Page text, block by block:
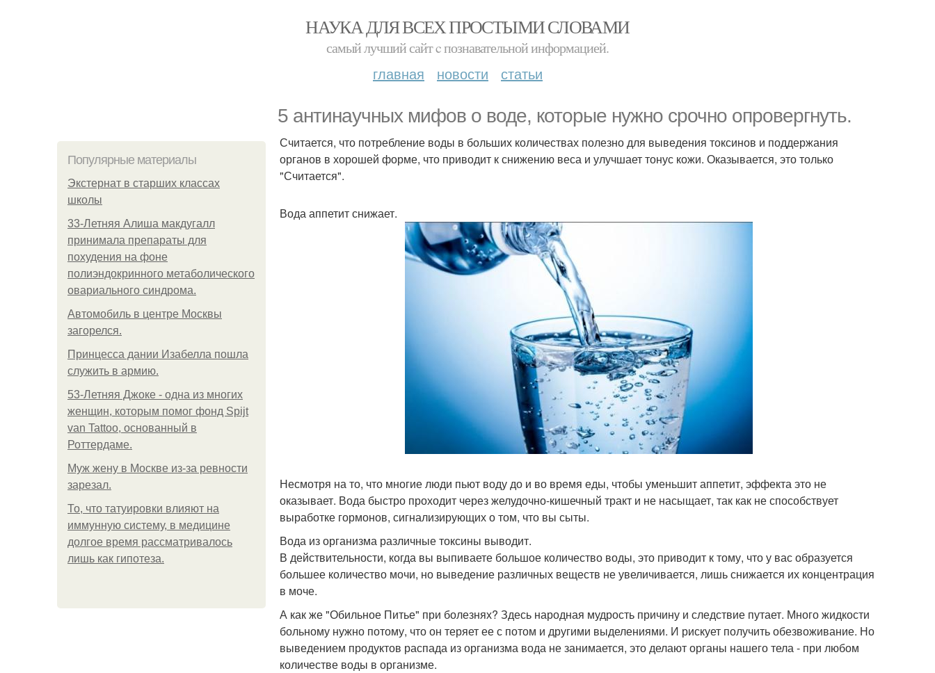
НАУКА ДЛЯ ВСЕХ ПРОСТЫМИ СЛОВАМИ
самый лучший сайт c познавательной информацией.
главная новости статьи
5 антинаучных мифов о воде, которые нужно срочно опровергнуть.
Популярные материалы
Экстернат в старших классах
школы
33-Летняя Алиша макдугалл
принимала препараты для
похудения на фоне
полиэндокринного метаболического
овариального синдрома.
Автомобиль в центре Москвы
загорелся.
Принцесса дании Изабелла пошла
служить в армию.
53-Летняя Джоке - одна из многих
женщин, которым помог фонд Spijt
van Tattoo, основанный в
Роттердаме.
Mуж жену в Москве из-за ревности
зарезал.
То, что татуировки влияют на
иммунную систему, в медицине
долгое время рассматривалось
лишь как гипотеза.
Считается, что потребление воды в больших количествах полезно для выведения токсинов и поддержания
органов в хорошей форме, что приводит к снижению веса и улучшает тонус кожи. Оказывается, это только
"Считается".
Вода аппетит снижает.
Несмотря на то, что многие люди пьют воду до и во время еды, чтобы уменьшит аппетит, эффекта это не
оказывает. Вода быстро проходит через желудочно-кишечный тракт и не насыщает, так как не способствует
выработке гормонов, сигнализирующих о том, что вы сыты.
Вода из организма различные токсины выводит.
В действительности, когда вы выпиваете большое количество воды, это приводит к тому, что у вас образуется
большее количество мочи, но выведение различных веществ не увеличивается, лишь снижается их концентрация
в моче.
А как же "Обильное Питье" при болезнях? Здесь народная мудрость причину и следствие путает. Много жидкости
больному нужно потому, что он теряет ее с потом и другими выделениями. И рискует получить обезвоживание. Но
выведением продуктов распада из организма вода не занимается, это делают органы нашего тела - при любом
количестве воды в организме.